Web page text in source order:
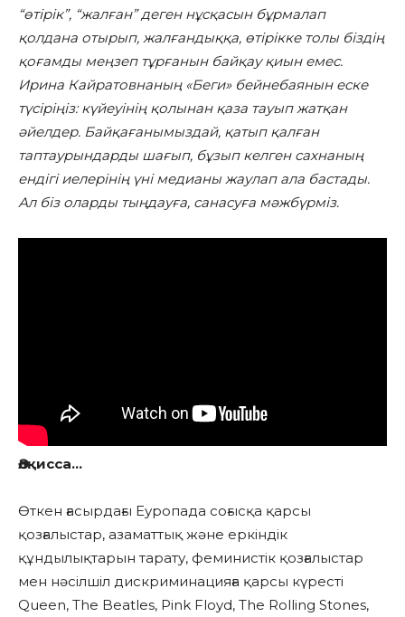
“өтірік”, “жалған” деген нұсқасын бұрмалап
қолдана отырып, жалғандыққа, өтірікке толы біздің
қоғамды меңзеп тұрғанын байқау қиын емес.
Ирина Кайратовнаның «Беги» бейнебаянын еске
түсіріңіз: күйеуінің қолынан қаза тауып жатқан
әйелдер. Байқағанымыздай, қатып қалған
таптаурындарды шағып, бұзып келген сахнаның
ендігі иелерінің үні медианы жаулап ала бастады.
Ал біз оларды тыңдауға, санасуға мәжбүрміз.
Әлқисса…
Өткен ғасырдағы Еуропада соғысқа қарсы
қозғалыстар, азаматтық және еркіндік
құндылықтарын тарату, феминистік қозғалыстар
мен нәсілшіл дискриминацияға қарсы күресті
Queen, The Beatles, Pink Floyd, The Rolling Stones,